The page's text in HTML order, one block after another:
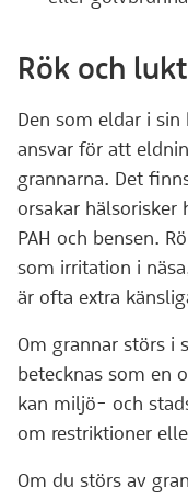
Rök och
Den som eldar i
ansvar för att
grannarna. Det
orsakar
PAH och bensen.
som irritation i
är ofta extra
Om grannar störs i
betecknas som en
kan miljö- och
om restriktioner
Om du störs av